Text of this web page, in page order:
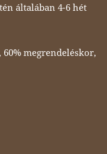
általában 4-6 hét
megrendeléskor,